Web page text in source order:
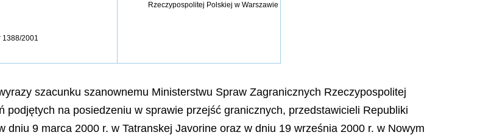
1388/2001
Rzeczypospolitej Polskiej w Warszawie
szacunku szanownemu Ministerstwu Spraw Zagranicznych Rzeczypospolitej
na posiedzeniu w sprawie przejść granicznych, przedstawicieli Republiki
dniu 9 marca 2000 r. w Tatranskej Javorine oraz w dniu 19 września 2000 r. w Nowym